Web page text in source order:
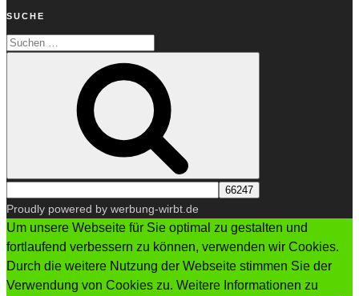
SUCHE
Suchen
Proudly powered by werbung-wirbt.de
Um unsere Webseite für Sie optimal zu gestalten und
fortlaufend verbessern zu können, verwenden wir Cookies.
Durch die weitere Nutzung der Webseite stimmen Sie der
Verwendung von Cookies zu. Weitere Informationen zu